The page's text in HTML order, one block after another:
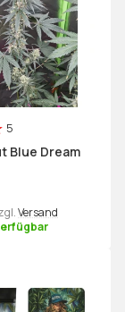
5
Blue Dream
Versand